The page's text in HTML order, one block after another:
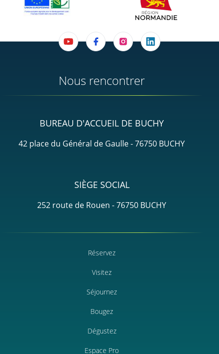
Nous rencontrer
BUREAU D'ACCUEIL DE BUCHY
42 place du Général de Gaulle - 76750 BUCHY
SIÈGE SOCIAL
252 route de Rouen - 76750 BUCHY
Réservez
Visitez
Séjournez
Bougez
Dégustez
Espace Pro